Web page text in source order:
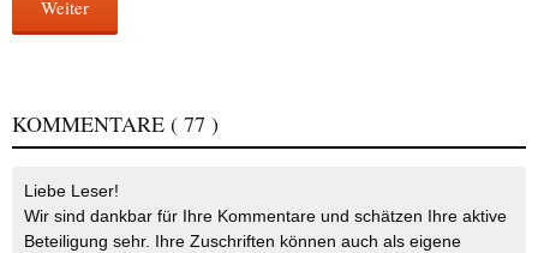
Weiter
KOMMENTARE ( 77 )
Liebe Leser!
Wir sind dankbar für Ihre Kommentare und schätzen Ihre aktive
Beteiligung sehr. Ihre Zuschriften können auch als eigene